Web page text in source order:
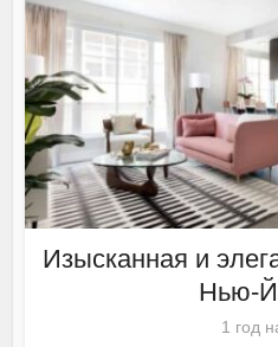
Изысканная и
Нью-
1 год